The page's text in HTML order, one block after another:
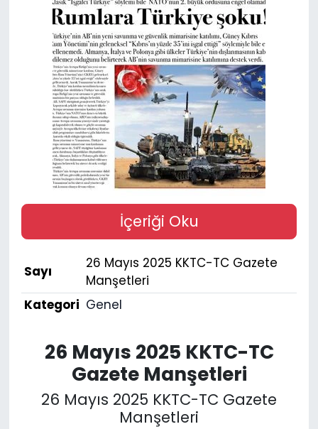
İçeriği Oku
Sayı
26 Mayıs 2025 KKTC-TC Gazete
Manşetleri
Kategori Genel
26 Mayıs 2025 KKTC-TC
Gazete Manşetleri
26 Mayıs 2025 KKTC-TC Gazete
Manşetleri
Gündem
KKTC
KKTC YEREL SEÇİM 2018
Kültür Sanat
Magazin
Moda
Nöbetçi Eczaneler
Otomobil Dünyası
Politika
SAĞLIK